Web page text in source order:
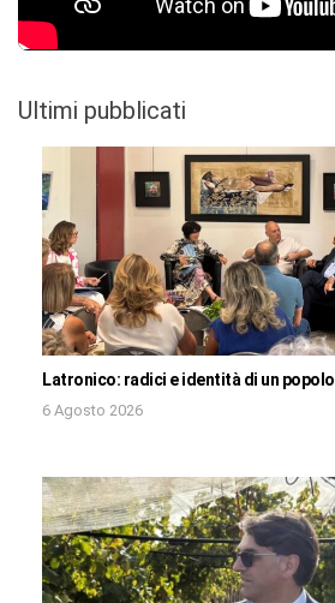
Ultimi pubblicati
Latronico: radici e identità di un popolo
6 Agosto 2026